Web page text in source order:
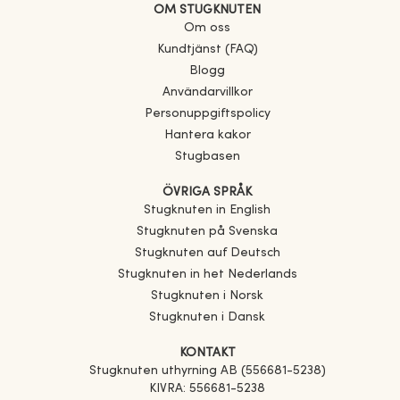
OM STUGKNUTEN
Om oss
Kundtjänst (FAQ)
Blogg
Användarvillkor
Personuppgiftspolicy
Hantera kakor
Stugbasen
ÖVRIGA SPRÅK
Stugknuten in English
Stugknuten på Svenska
Stugknuten auf Deutsch
Stugknuten in het Nederlands
Stugknuten i Norsk
Stugknuten i Dansk
KONTAKT
Stugknuten uthyrning AB (556681-5238)
KIVRA: 556681-5238